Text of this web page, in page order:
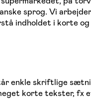
sprog. Vi
indholdet i korte
enkle skriftlige
korte tekster, fx